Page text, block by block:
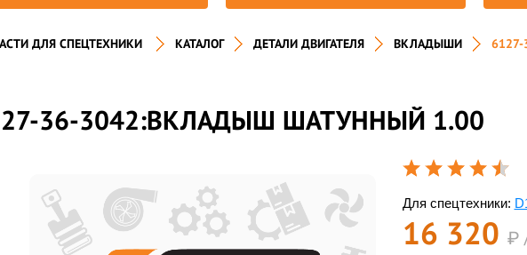
ДЛЯ СПЕЦТЕХНИКИ КАТАЛОГ ДЕТАЛИ ДВИГАТЕЛЯ ВКЛАДЫШИ
36-3042:ВКЛАДЫШ ШАТУННЫЙ 1.00
Для спецтехники:
16 320 ₽